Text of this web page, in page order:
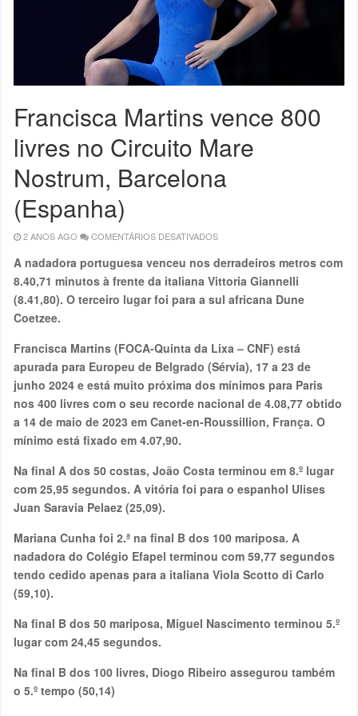
Francisca Martins vence 800
livres no Circuito Mare
Nostrum, Barcelona
(Espanha)
2 ANOS AGO COMENTÁRIOS DESATIVADOS
VENCE
LIVRES
NO
CIRCUITO
(ESPANHA)
A nadadora portuguesa venceu nos derradeiros metros com
8.40,71 minutos à frente da italiana Vittoria Giannelli
(8.41,80). O terceiro lugar foi para a sul africana Dune
Coetzee.
Francisca Martins (FOCA-Quinta da Lixa – CNF) está
apurada para Europeu de Belgrado (Sérvia), 17 a 23 de
junho 2024 e está muito próxima dos mínimos para Paris
nos 400 livres com o seu recorde nacional de 4.08,77 obtido
a 14 de maio de 2023 em Canet-en-Roussillion, França. O
mínimo está fixado em 4.07,90.
Na final A dos 50 costas, João Costa terminou em 8.º lugar
com 25,95 segundos. A vitória foi para o espanhol Ulises
Juan Saravia Pelaez (25,09).
Mariana Cunha foi 2.ª na final B dos 100 mariposa. A
nadadora do Colégio Efapel terminou com 59,77 segundos
tendo cedido apenas para a italiana Viola Scotto di Carlo
(59,10).
Na final B dos 50 mariposa, Miguel Nascimento terminou 5.º
lugar com 24,45 segundos.
Na final B dos 100 livres, Diogo Ribeiro assegurou também
o 5.º tempo (50,14)